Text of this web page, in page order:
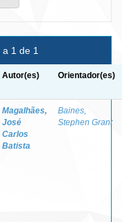
1 de 1
Autor(es) Orientador(es)
Magalhães,
José
Carlos
Batista
Baines,
Stephen Grant